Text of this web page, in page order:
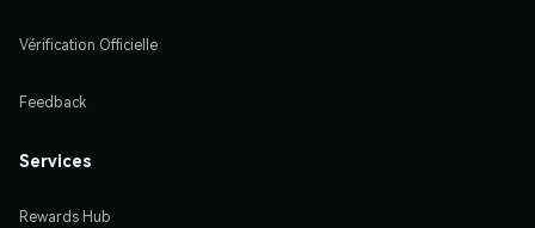
Vérification Officielle
Feedback
Services
Rewards Hub